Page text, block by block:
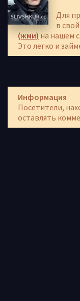
Для
в
(жми) на нашем
Это легко и
Информация
Посетители,
оставлять